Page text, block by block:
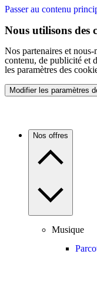
Passer au contenu
Nous utilisons des
Nos partenaires et
contenu, de publicité et
les paramètres des
Modifier les paramètres
Nos offres
Musique